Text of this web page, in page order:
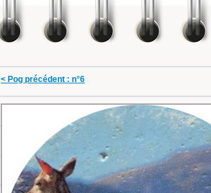
< Pog précédent : n°6